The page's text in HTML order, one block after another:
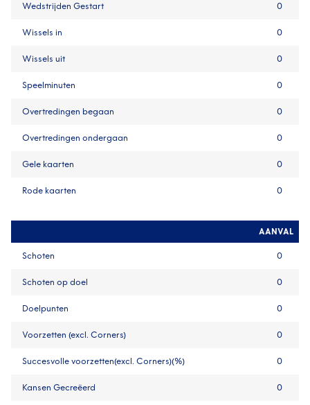
Wedstrijden Gestart 0
Wissels in 0
Wissels uit 0
Speelminuten 0
Overtredingen begaan 0
Overtredingen ondergaan 0
Gele kaarten 0
Rode kaarten 0
AANVAL
Schoten 0
Schoten op doel 0
Doelpunten 0
Voorzetten (excl. Corners) 0
Succesvolle voorzetten(excl. Corners)(%) 0
Kansen Gecreëerd 0